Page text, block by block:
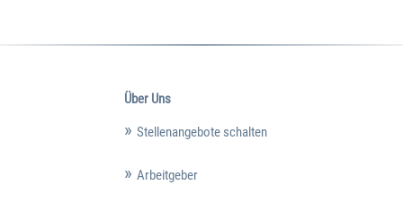
Über Uns
Stellenangebote schalten
Arbeitgeber